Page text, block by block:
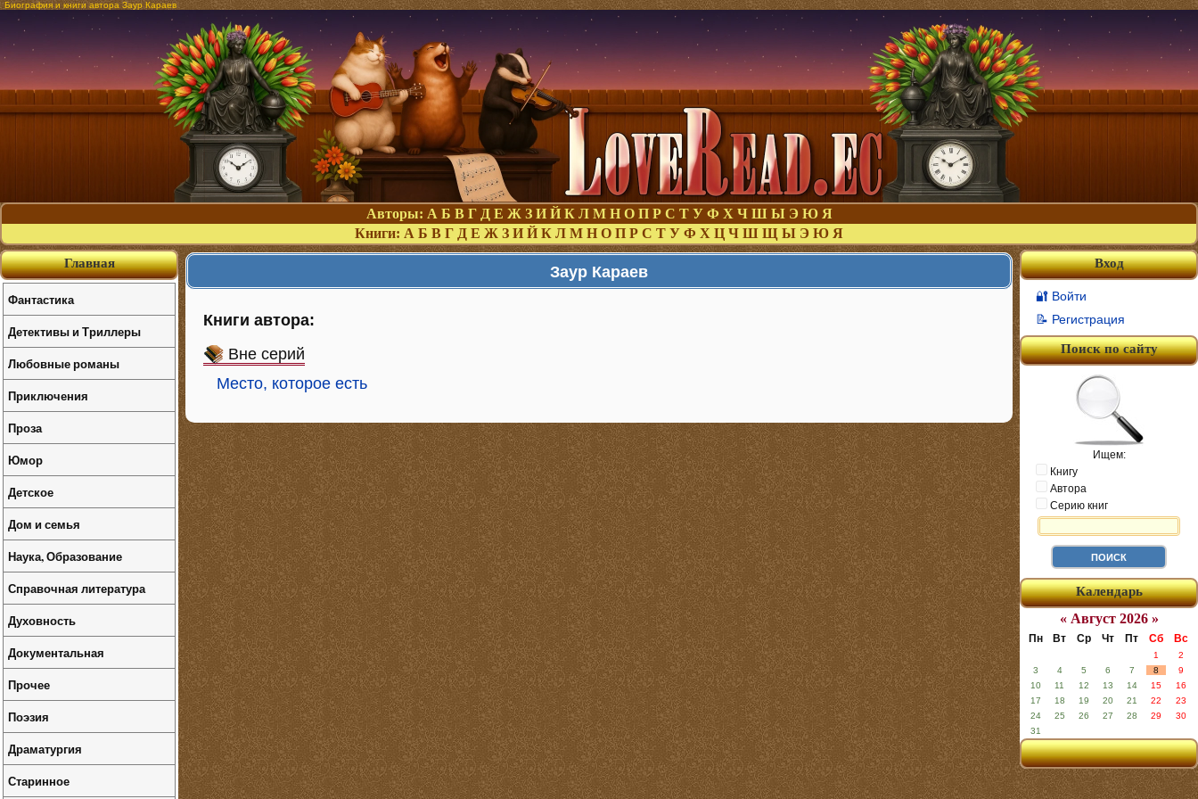
Биография и книги автора Заур Караев
Авторы: А Б В Г Д Е Ж З И Й К Л М Н О П Р С Т У Ф Х Ч Ш Ы Э Ю Я
Книги: А Б В Г Д Е Ж З И Й К Л М Н О П Р С Т У Ф Х Ц Ч Ш Щ Ы Э Ю Я
Заур Караев
Книги автора:
Вне серий
Место, которое есть
Вход
🔐 Войти
📝 Регистрация
Поиск по сайту
Ищем:
Книгу
Автора
Серию книг
Календарь
« Август 2026 »
Пн Вт Ср Чт Пт Сб Вс
1
2
3
4 5 6 7 8
9
10
11 12 13 14 15
16
17
18 19 20 21 22
23
24
25 26 27 28 29
30
31
Главная
Фантастика
Детективы и Триллеры
Любовные романы
Приключения
Проза
Юмор
Детское
Дом и семья
Наука, Образование
Справочная литература
Духовность
Документальная
Прочее
Поэзия
Драматургия
Старинное